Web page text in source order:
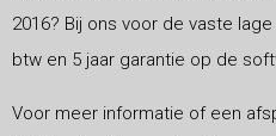
2016? Bij ons voor de vaste
btw en 5 jaar garantie op de
Voor meer informatie of een